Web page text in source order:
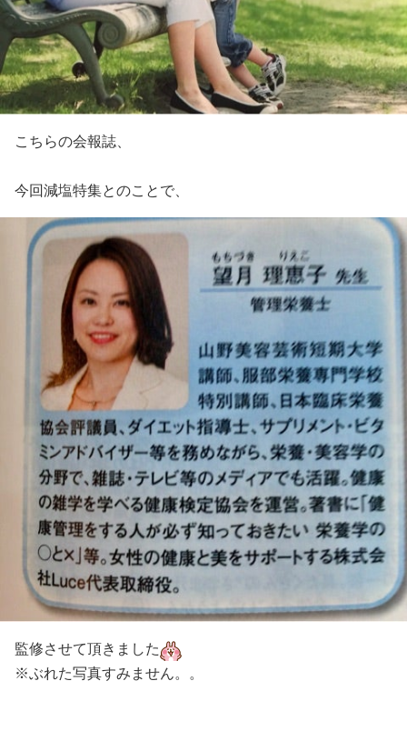
こちらの会報誌、
今回減塩特集とのことで、
監修させて頂きました
※ぶれた写真すみません。。